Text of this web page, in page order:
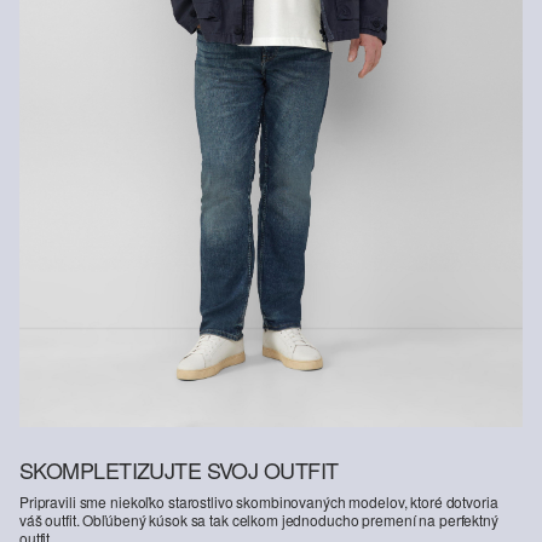
Vlákno s certifikátom udržateľnosti
V oblasti vlákien s certifikátom udržateľnosti sa zasadzujeme o
používanie prírodných vlákien z obnoviteľných zdrojov. Ich suroviny
sú pestované spôsobom šetriacim zdroje.
Podporujeme iniciatívu Better Cotton: Rozhodnutím siahnuť po
našich bavlnených výrobkoch podporíte našu investíciu do
poslania Better Cotton, cieľom ktorého je pomáhať komunitám v ich
zotrvaní a prosperite; a zároveň chrániť a obnovovať životné
prostredie. Poslanie Better Cotton podporuje poľnohospodárske
komunity zo sociálneho, environmentálneho a ekonomického
hľadiska tým, že zaškoľuje osoby aktívne v poľnohospodárskom
odvetví do udržateľnejších poľnohospodárskych postupov. Tento
výrobok sa vyrába prostredníctvom systému hmotnostnej bilancie,
a preto nemusí obsahovať lepšiu bavlnu, tzv. „better cotton“. Viac
SKOMPLETIZUJTE SVOJ OUTFIT
Pripravili sme niekoľko starostlivo skombinovaných modelov, ktoré dotvoria
váš outfit. Obľúbený kúsok sa tak celkom jednoducho premení na perfektný